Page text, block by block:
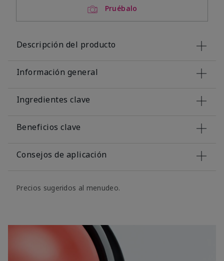
Pruébalo
Descripción del producto
Información general
Ingredientes clave
Beneficios clave
Consejos de aplicación
Precios sugeridos al menudeo.